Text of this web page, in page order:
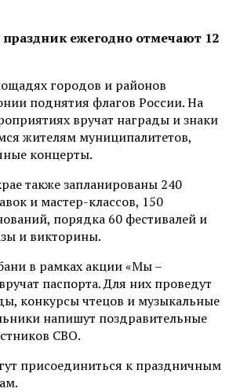
ежегодно отмечают 12
городов и районов
поднятия флагов России. На
вручат награды и знаки
жителям муниципалитетов,
концерты.
также запланированы 240
и мастер-классов, 150
порядка 60 фестивалей и
и викторины.
в рамках акции «Мы –
паспорта. Для них проведут
конкурсы чтецов и музыкальные
напишут поздравительные
СВО.
присоединиться к праздничным